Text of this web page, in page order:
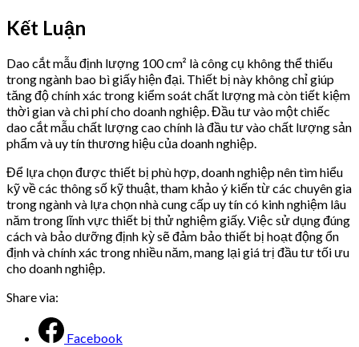
Kết Luận
Dao cắt mẫu định lượng 100 cm² là công cụ không thể thiếu
trong ngành bao bì giấy hiện đại. Thiết bị này không chỉ giúp
tăng độ chính xác trong kiểm soát chất lượng mà còn tiết kiệm
thời gian và chi phí cho doanh nghiệp. Đầu tư vào một chiếc
dao cắt mẫu chất lượng cao chính là đầu tư vào chất lượng sản
phẩm và uy tín thương hiệu của doanh nghiệp.
Để lựa chọn được thiết bị phù hợp, doanh nghiệp nên tìm hiểu
kỹ về các thông số kỹ thuật, tham khảo ý kiến từ các chuyên gia
trong ngành và lựa chọn nhà cung cấp uy tín có kinh nghiệm lâu
năm trong lĩnh vực thiết bị thử nghiệm giấy. Việc sử dụng đúng
cách và bảo dưỡng định kỳ sẽ đảm bảo thiết bị hoạt động ổn
định và chính xác trong nhiều năm, mang lại giá trị đầu tư tối ưu
cho doanh nghiệp.
Share via:
Facebook